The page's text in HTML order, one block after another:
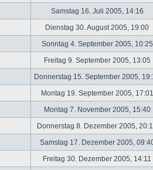
Samstag 16. Juli 2005, 14:16
Dienstag 30. August 2005, 19:00
Sonntag 4. September 2005,
Freitag 9. September 2005, 13:05
Donnerstag 15. September 2005,
Montag 19. September 2005,
Montag 7. November 2005, 15:40
Donnerstag 8. Dezember 2005,
Samstag 17. Dezember 2005,
Freitag 30. Dezember 2005, 14:11